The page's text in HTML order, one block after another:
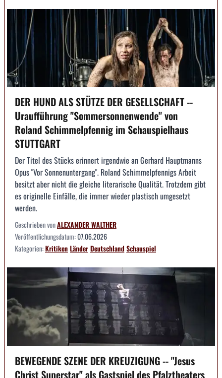
DER HUND ALS STÜTZE DER GESELLSCHAFT --
Uraufführung "Sommersonnenwende" von
Roland Schimmelpfennig im Schauspielhaus
STUTTGART
Der Titel des Stücks erinnert irgendwie an Gerhard Hauptmanns
Opus "Vor Sonnenuntergang". Roland Schimmelpfennigs Arbeit
besitzt aber nicht die gleiche literarische Qualität. Trotzdem gibt
es originelle Einfälle, die immer wieder plastisch umgesetzt
werden.
Geschrieben vonALEXANDER WALTHER
Veröffentlichungsdatum:07.06.2026
Kategorien:KritikenLänderDeutschlandSchauspiel
BEWEGENDE SZENE DER KREUZIGUNG -- "Jesus
Christ Superstar" als Gastspiel des Pfalztheaters